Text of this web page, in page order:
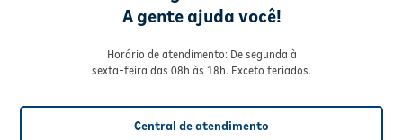
A gente ajuda você!
Horário de atendimento: De segunda à
sexta-feira das 08h às 18h. Exceto feriados.
Central de atendimento